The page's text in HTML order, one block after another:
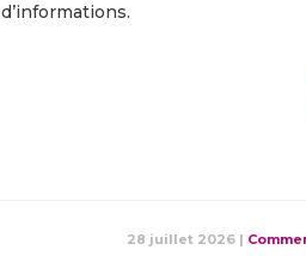
d’informations.
28 juillet 2026 |